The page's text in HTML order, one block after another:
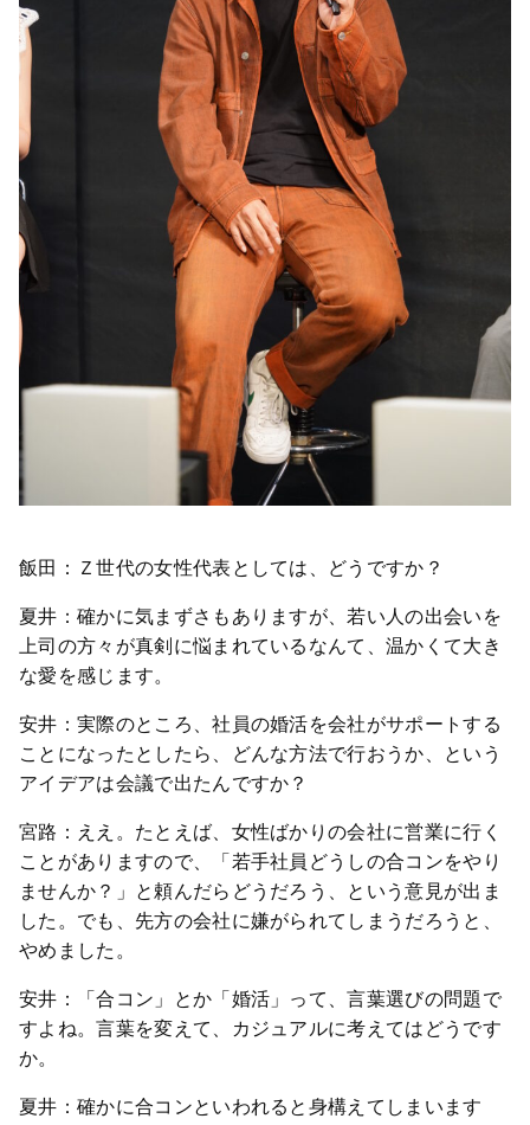
飯田：Ｚ世代の女性代表としては、どうですか？
夏井：確かに気まずさもありますが、若い人の出会いを
上司の方々が真剣に悩まれているなんて、温かくて大き
な愛を感じます。
安井：実際のところ、社員の婚活を会社がサポートする
ことになったとしたら、どんな方法で行おうか、という
アイデアは会議で出たんですか？
宮路：ええ。たとえば、女性ばかりの会社に営業に行く
ことがありますので、「若手社員どうしの合コンをやり
ませんか？」と頼んだらどうだろう、という意見が出ま
した。でも、先方の会社に嫌がられてしまうだろうと、
やめました。
安井：「合コン」とか「婚活」って、言葉選びの問題で
すよね。言葉を変えて、カジュアルに考えてはどうです
か。
夏井：確かに合コンといわれると身構えてしまいます